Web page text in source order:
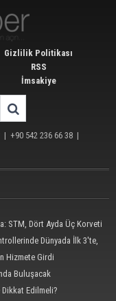
Gizlilik Politikası
RSS
İmsakiye
| +90 542 236 66 38 |
STM, Dört Ayda Üç Korveti
Dünyada İlk 3'te,
Hizmete Girdi
Buluşacak
Edilmeli?